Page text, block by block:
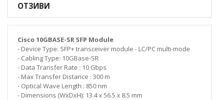
ОТЗИВИ
Cisco 10GBASE-SR SFP Module
- Device Type: SFP+ transceiver module - LC/PC multi-mode
- Cabling Type: 10GBase-SR
- Data Transfer Rate : 10 Gbps
- Max Transfer Distance : 300 m
- Optical Wave Length : 850 nm
- Dimensions (WxDxH): 13.4 x 56.5 x 8.5 mm